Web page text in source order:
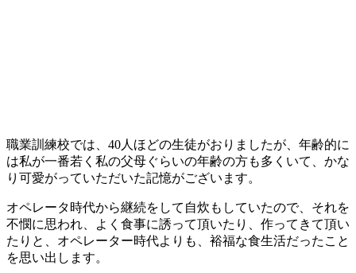
職業訓練校では、40人ほどの生徒がおりましたが、年齢的に
は私が一番若く私の父母ぐらいの年齢の方も多くいて、かな
り可愛がっていただいた記憶がございます。
オペレータ時代から継続をして自炊もしていたので、それを
不憫に思われ、よく食事に誘って頂いたり、作ってきて頂い
たりと、オペレーター時代よりも、裕福な食生活だったこと
を思い出します。